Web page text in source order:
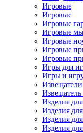
Игровые
Игровые
Игровые
Игровые
Игровые
Игровые
Игровые
Игры для
Игры и
Извещатели
Изделия
Изделия
Изделия
Изделия